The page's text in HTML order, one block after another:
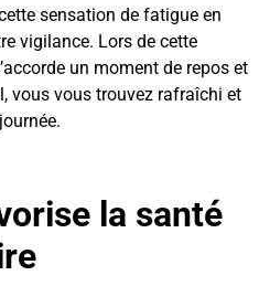
sensation de fatigue en
vigilance. Lors de cette
un moment de repos et
vous vous trouvez rafraîchi et
la santé